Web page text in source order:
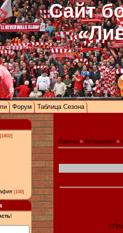
Сайт
Форум Таблица Сезона
[1802]
[100]
!
Главная » Фотоальбом »
«